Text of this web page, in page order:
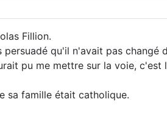
Fillion.
qu'il n'avait pas changé
pu me mettre sur la voie, c'est
sa famille était catholique.